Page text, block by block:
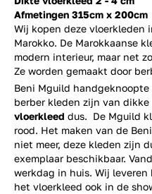
Afmetingen 315cm x 200cm
Wij kopen deze vloerkleden
Marokko. De Marokkaanse
modern interieur, maar net
Ze worden gemaakt door
Beni Mguild
berber kleden zijn van
vloerkleed dus. De Mguild
rood. Het maken van de
niet meer, deze kleden zijn
exemplaar beschikbaar.
werkdag in huis. Wij
het vloerkleed ook in de